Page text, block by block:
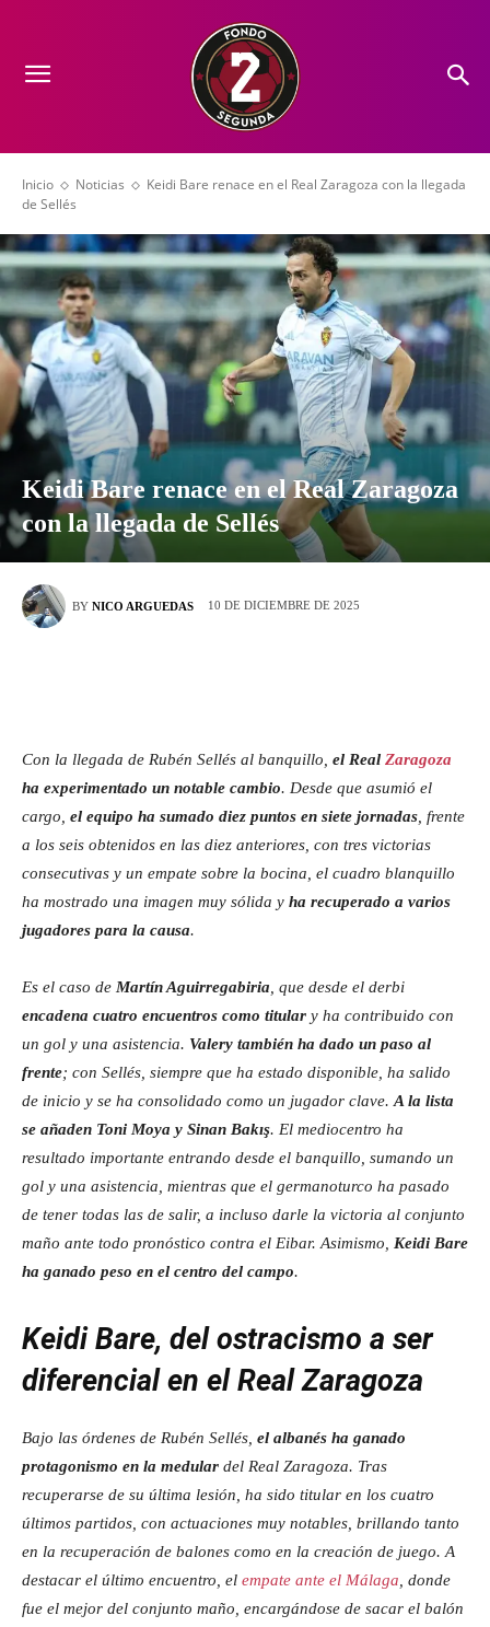
Inicio Noticias
Keidi Bare renace en el Real Zaragoza con la llegada
de Sellés
Keidi Bare renace en el Real Zaragoza
con la llegada de Sellés
BY NICO ARGUEDAS 10 DE DICIEMBRE DE 2025
Con la llegada de Rubén Sellés al banquillo, el Real Zaragoza
ha experimentado un notable cambio. Desde que asumió el
cargo, el equipo ha sumado diez puntos en siete jornadas , frente
a los seis obtenidos en las diez anteriores, con tres victorias
consecutivas y un empate sobre la bocina, el cuadro blanquillo
ha mostrado una imagen muy sólida y ha recuperado a varios
jugadores para la causa.
Es el caso de Martín Aguirregabiria , que desde el derbi
encadena cuatro encuentros como titular y ha contribuido con
un gol y una asistencia. Valery también ha dado un paso al
frente; con Sellés, siempre que ha estado disponible, ha salido
de inicio y se ha consolidado como un jugador clave. A la lista
se añaden Toni Moya y Sinan Bakış. El mediocentro ha
resultado importante entrando desde el banquillo, sumando un
gol y una asistencia, mientras que el germanoturco ha pasado
de tener todas las de salir, a incluso darle la victoria al conjunto
maño ante todo pronóstico contra el Eibar. Asimismo, Keidi Bare
ha ganado peso en el centro del campo.
Keidi Bare, del ostracismo a ser
diferencial en el Real Zaragoza
Bajo las órdenes de Rubén Sellés, el albanés ha ganado
protagonismo en la medular del Real Zaragoza. Tras
recuperarse de su última lesión, ha sido titular en los cuatro
últimos partidos, con actuaciones muy notables, brillando tanto
en la recuperación de balones como en la creación de juego. A
destacar el último encuentro, el empate ante el Málaga , donde
fue el mejor del conjunto maño, encargándose de sacar el balón